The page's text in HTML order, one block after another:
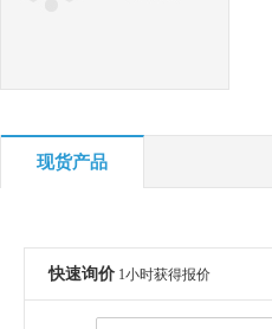
现货产品
快速询价 1小时获得报价